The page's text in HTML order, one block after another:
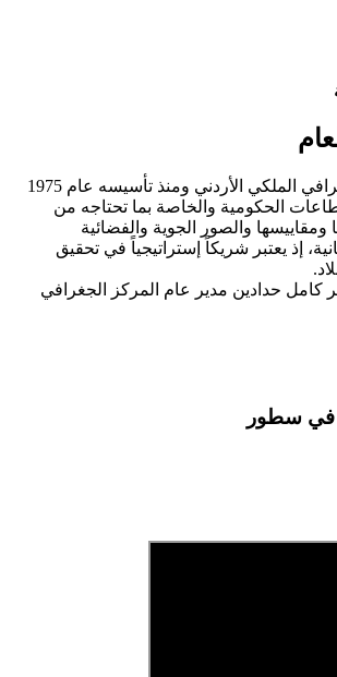
لقد دأب المركز الجغرافي الملكي الأردني ومنذ تأسيسه عام 1975
الحكومية والخاصة بما تحتاجه من
ومقاييسها والصور الجوية والفضائية
إذ يعتبر شريكاً إستراتيجياً في تحقيق
كامل حدادين مدير عام المركز الجغرافي
في سطور